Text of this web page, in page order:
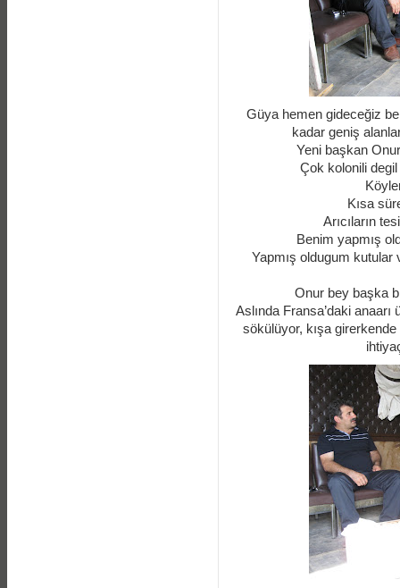
Güya hemen gideceğiz
kadar geniş
Yeni başkan
Çok kolonili degil
Kısa
Arıcıların
Benim yapmış
Yapmış oldugum kutular
Onur bey başka
Aslında Fransa’daki
sökülüyor, kışa